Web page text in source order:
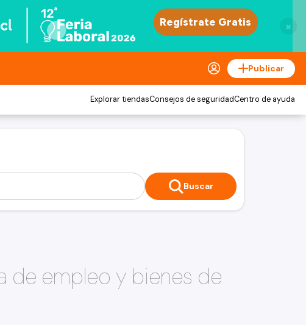
×
Publicar
Explorar tiendasConsejos de seguridadCentro de ayuda
Buscar
de empleo y bienes de